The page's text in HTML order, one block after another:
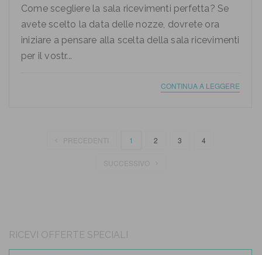
Come scegliere la sala ricevimenti perfetta? Se
avete scelto la data delle nozze, dovrete ora
iniziare a pensare alla scelta della sala ricevimenti
per il vostr...
CONTINUA A LEGGERE
PRECEDENTI 1 2 3 4
SUCCESSIVO
RICEVI OFFERTE SPECIALI